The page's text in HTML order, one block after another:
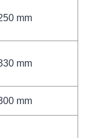
mm
mm
mm